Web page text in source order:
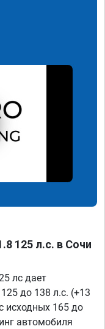
125 л.с. в Сочи
лс дает
до 138 л.с. (+13
исходных 165 до
автомобиля